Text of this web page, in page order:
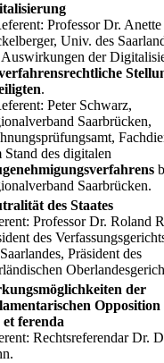
Professor Dr. Anette
Univ. des
Auswirkungen der
.
Peter Schwarz,
Saarbrücken,
Stand des digitalen
Saarbrücken.
des Staates
Professor Dr. Roland
des
Präsident des
der
Opposition
et ferenda
Rechtsreferendar Dr.